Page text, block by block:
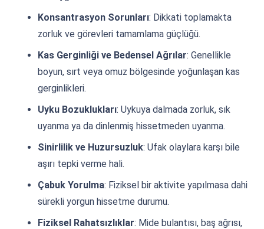
Konsantrasyon Sorunları: Dikkati toplamakta
zorluk ve görevleri tamamlama güçlüğü.
Kas Gerginliği ve Bedensel Ağrılar: Genellikle
boyun, sırt veya omuz bölgesinde yoğunlaşan kas
gerginlikleri.
Uyku Bozuklukları: Uykuya dalmada zorluk, sık
uyanma ya da dinlenmiş hissetmeden uyanma.
Sinirlilik ve Huzursuzluk: Ufak olaylara karşı bile
aşırı tepki verme hali.
Çabuk Yorulma: Fiziksel bir aktivite yapılmasa dahi
sürekli yorgun hissetme durumu.
Fiziksel Rahatsızlıklar: Mide bulantısı, baş ağrısı,